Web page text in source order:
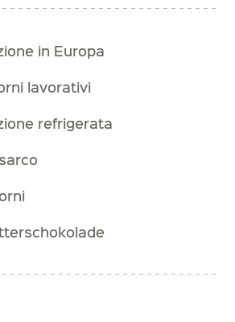
in Europa
lavorativi
refrigerata